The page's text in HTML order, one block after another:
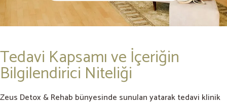
Tedavi Kapsamı ve İçeriğin
Bilgilendirici Niteliği
Zeus Detox & Rehab bünyesinde sunulan yatarak tedavi klinik